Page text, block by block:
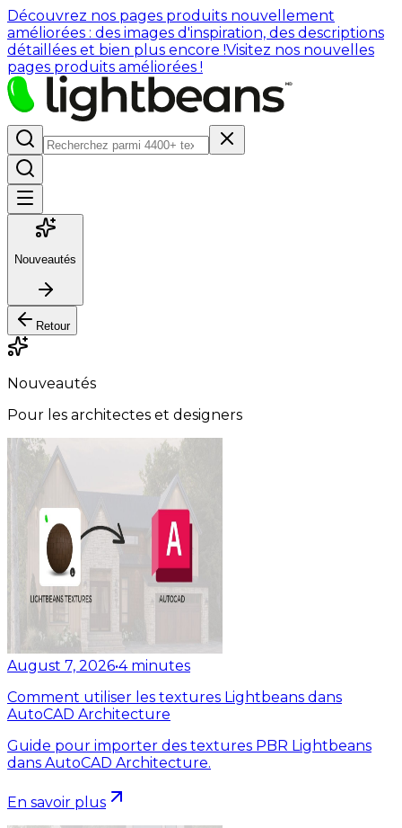
Découvrez nos pages produits nouvellement
améliorées : des images d'inspiration, des descriptions
détaillées et bien plus encore !Visitez nos nouvelles
pages produits améliorées !
Nouveautés
Retour
Nouveautés
Pour les architectes et designers
August 7, 2026•4 minutes
Comment utiliser les textures Lightbeans dans
AutoCAD Architecture
Guide pour importer des textures PBR Lightbeans
dans AutoCAD Architecture.
En savoir plus